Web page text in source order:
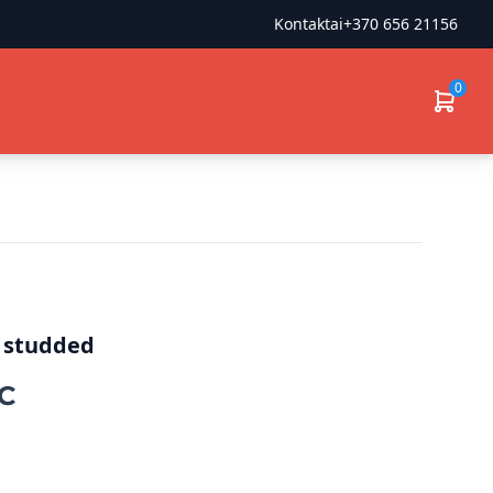
Kontaktai+370 656 21156
0